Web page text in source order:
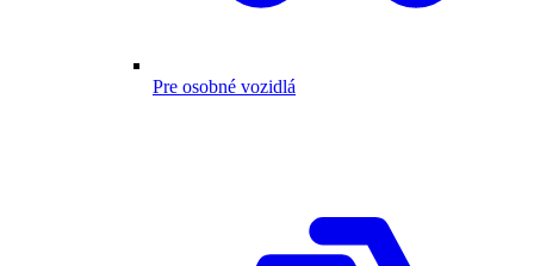
Pre osobné vozidlá